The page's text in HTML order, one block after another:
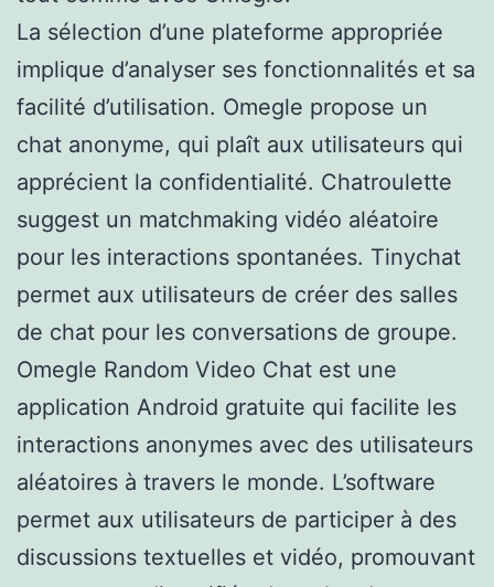
La sélection d’une plateforme appropriée
implique d’analyser ses fonctionnalités et sa
facilité d’utilisation. Omegle propose un
chat anonyme, qui plaît aux utilisateurs qui
apprécient la confidentialité. Chatroulette
suggest un matchmaking vidéo aléatoire
pour les interactions spontanées. Tinychat
permet aux utilisateurs de créer des salles
de chat pour les conversations de groupe.
Omegle Random Video Chat est une
application Android gratuite qui facilite les
interactions anonymes avec des utilisateurs
aléatoires à travers le monde. L’software
permet aux utilisateurs de participer à des
discussions textuelles et vidéo, promouvant